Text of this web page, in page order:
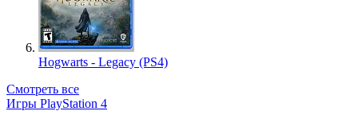
Hogwarts - Legacy (PS4)
Смотреть все
Игры PlayStation 4